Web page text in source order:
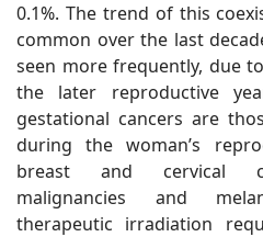
0.1%. The trend of this
common over the last
seen more frequently, due
the later reproductive
gestational cancers are
during the woman’s
breast and cervical
malignancies and
therapeutic irradiation